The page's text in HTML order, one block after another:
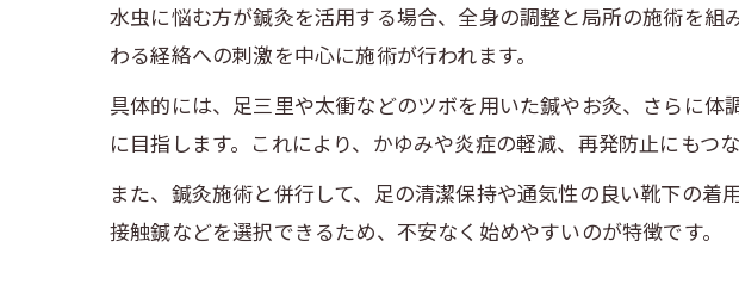
鍼灸による
予約しやす
水虫悩みを解消
和泉市の鍼
水虫悩みを解
水虫に悩む方が鍼灸を活用する場合、全身の調整と局所の施術を
わる経絡への刺激を中心に施術が行われます。
具体的には、足三里や太衝などのツボを用いた鍼やお灸、さらに
に目指します。これにより、かゆみや炎症の軽減、再発防止にもつ
また、鍼灸施術と併行して、足の清潔保持や通気性の良い靴下の
接触鍼などを選択できるため、不安なく始めやすいのが特徴です。